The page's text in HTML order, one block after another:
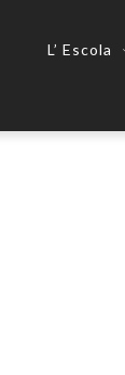
L’ Escola